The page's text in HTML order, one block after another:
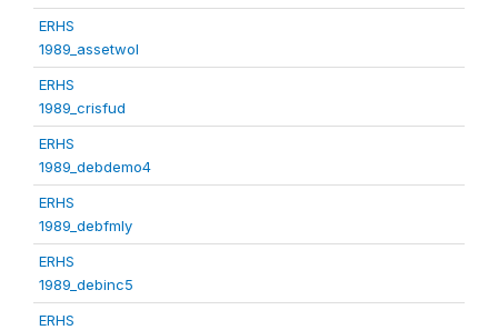
ERHS
1989_assetwol
ERHS
1989_crisfud
ERHS
1989_debdemo4
ERHS
1989_debfmly
ERHS
1989_debinc5
ERHS